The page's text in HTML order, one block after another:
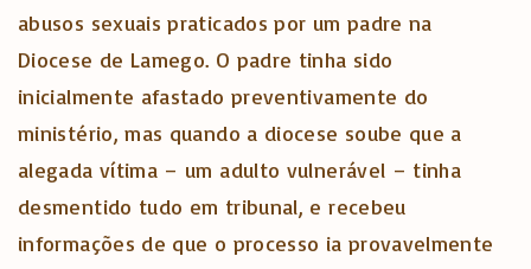
abusos sexuais praticados por um padre na
Diocese de Lamego. O padre tinha sido
inicialmente afastado preventivamente do
ministério, mas quando a diocese soube que a
alegada vítima – um adulto vulnerável – tinha
desmentido tudo em tribunal, e recebeu
informações de que o processo ia provavelmente